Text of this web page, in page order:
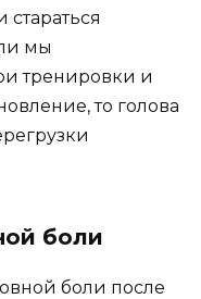
мы
тренировки и
то голова
боли
боли после